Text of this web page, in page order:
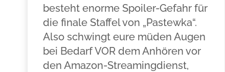
besteht enorme Spoiler-Gefahr für
die finale Staffel von „Pastewka“.
Also schwingt eure müden Augen
bei Bedarf VOR dem Anhören vor
den Amazon-Streamingdienst,